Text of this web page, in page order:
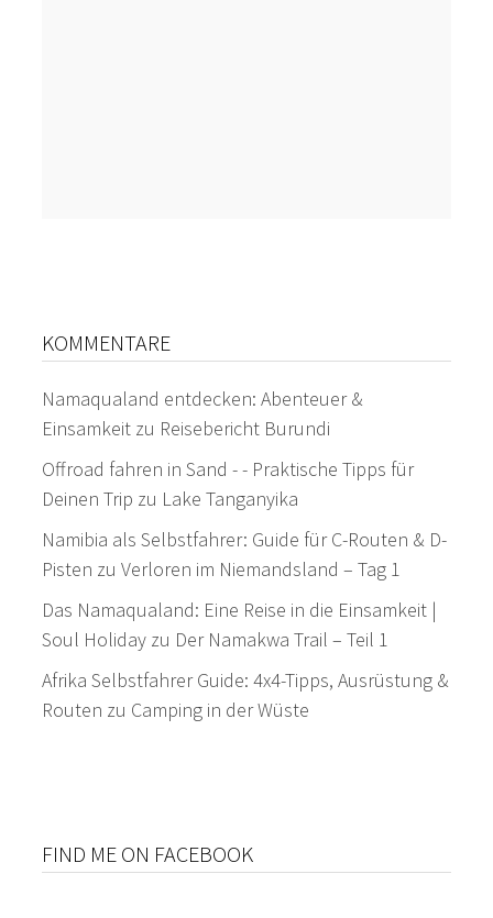
KOMMENTARE
Namaqualand entdecken: Abenteuer &
Einsamkeit zu Reisebericht Burundi
Offroad fahren in Sand - - Praktische Tipps für
Deinen Trip zu Lake Tanganyika
Namibia als Selbstfahrer: Guide für C-Routen & D-
Pisten zuVerloren im Niemandsland – Tag 1
Das Namaqualand: Eine Reise in die Einsamkeit |
Soul Holiday zu Der Namakwa Trail – Teil 1
Afrika Selbstfahrer Guide: 4x4-Tipps, Ausrüstung &
Routen zu Camping in der Wüste
FIND ME ON FACEBOOK